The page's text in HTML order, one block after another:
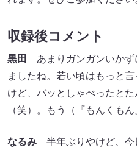
収録後コメント
黒田
あまりガンガンいかず
ましたね。若い頃はもっと
けど、バッとしゃべったと
（笑）。もう（『もんくも
なるみ 半年ぶりやけど、